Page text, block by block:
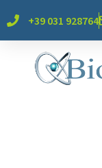
+39 031 928764